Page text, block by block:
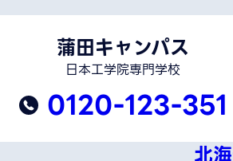
蒲田キャンパス
日本工学院専門学校
0120-123-351